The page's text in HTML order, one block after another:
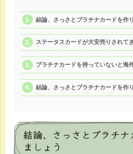
結論、さっさとプラチナカードを作
ステータスカードが大安売りされて
プラチナカードを持っていないと海
結論、さっさとプラチナカードを作
結論、さっさとプラチナ
ましょう